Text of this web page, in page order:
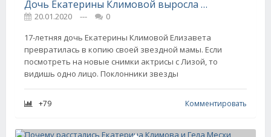
Дочь Екатерины Климовой выросла и превратилась в копию мамы
20.01.2020 ---
0
17-летняя дочь Екатерины Климовой Елизавета
превратилась в копию своей звездной мамы. Если
посмотреть на новые снимки актрисы с Лизой, то
видишь одно лицо. Поклонники звезды
+79 Комментировать